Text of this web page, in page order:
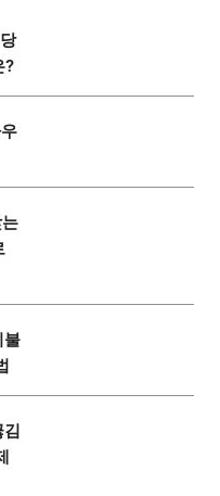
?
불